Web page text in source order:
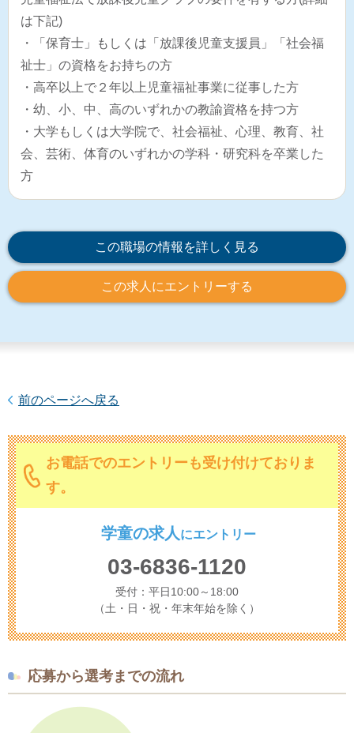
は下記)
・「保育士」もしくは「放課後児童支援員」「社会福
祉士」の資格をお持ちの方
・高卒以上で２年以上児童福祉事業に従事した方
・幼、小、中、高のいずれかの教諭資格を持つ方
・大学もしくは大学院で、社会福祉、心理、教育、社
会、芸術、体育のいずれかの学科・研究科を卒業した
方
この職場の情報を詳しく見る
この求人にエントリーする
前のページへ戻る
お電話でのエントリーも受け付けておりま
す。
学童の求人 にエントリー
03-6836-1120
受付：平日10:00～18:00
（土・日・祝・年末年始を除く）
応募から選考までの流れ